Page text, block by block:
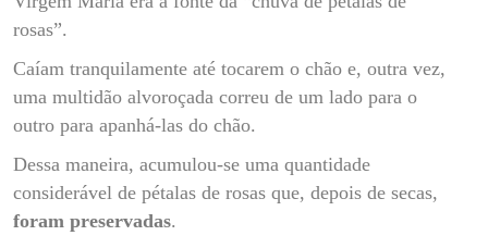
rosas”.
Caíam tranquilamente até tocarem o chão e, outra vez,
uma multidão alvoroçada correu de um lado para o
outro para apanhá-las do chão.
Dessa maneira, acumulou-se uma quantidade
considerável de pétalas de rosas que, depois de secas,
foram preservadas.